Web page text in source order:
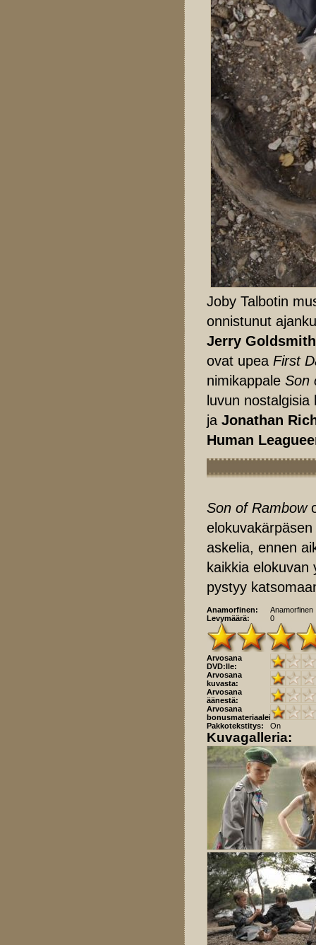
Joby Talbotin
onnistunut
Jerry
ovat upea First
nimikappale Son
luvun
ja Jonathan
Human
Son of Rambow
askelia, ennen
kaikkia elokuvan
pystyy
Anamorfinen:
Anamorfinen
Levymäärä:
0
Arvosana
DVD:lle:
Arvosana
kuvasta:
Arvosana
äänestä:
Arvosana
bonusmateriaaleista:
Pakkotekstitys:
On
Kuvagalleria: